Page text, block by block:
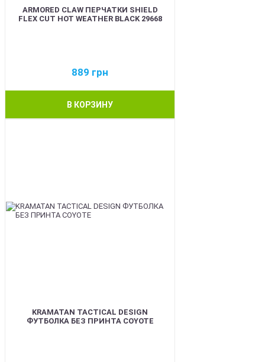
ARMORED CLAW ПЕРЧАТКИ SHIELD
FLEX CUT HOT WEATHER BLACK 29668
889 грн
В КОРЗИНУ
KRAMATAN TACTICAL DESIGN
ФУТБОЛКА БЕЗ ПРИНТА COYOTE